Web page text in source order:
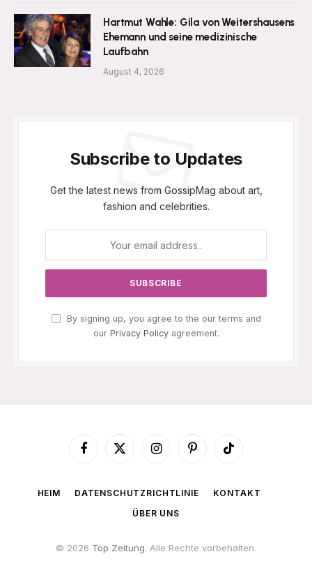
Hartmut Wahle: Gila von Weitershausens
Ehemann und seine medizinische
Laufbahn
August 4, 2026
Subscribe to Updates
Get the latest news from GossipMag about art,
fashion and celebrities.
By signing up, you agree to the our terms and
our Privacy Policyagreement.
Facebook
X
InstagramPinterestTikTok
HEIM DATENSCHUTZRICHTLINIE
KONTAKT
ÜBER UNS
© 2026 Top Zeitung. Alle Rechte vorbehalten.